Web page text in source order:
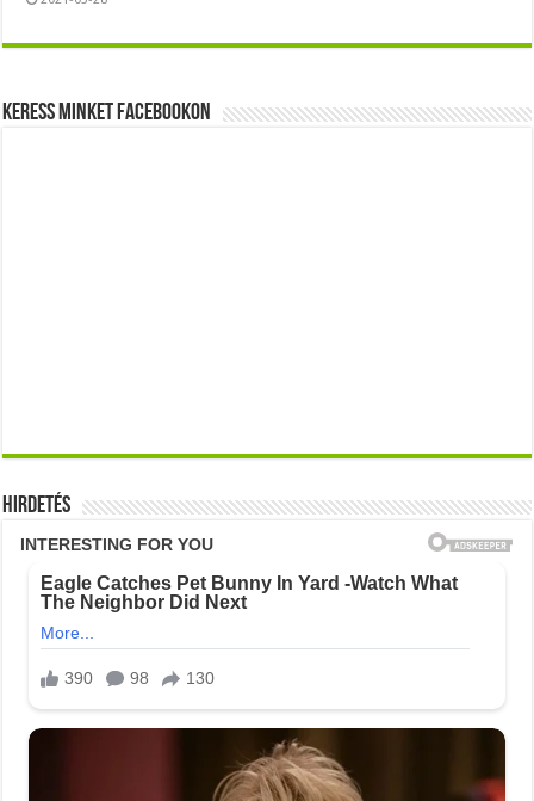
Keress minket Facebookon
Hirdetés